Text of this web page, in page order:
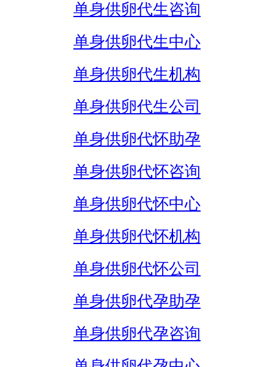
单身供卵代生咨询
单身供卵代生中心
单身供卵代生机构
单身供卵代生公司
单身供卵代怀助孕
单身供卵代怀咨询
单身供卵代怀中心
单身供卵代怀机构
单身供卵代怀公司
单身供卵代孕助孕
单身供卵代孕咨询